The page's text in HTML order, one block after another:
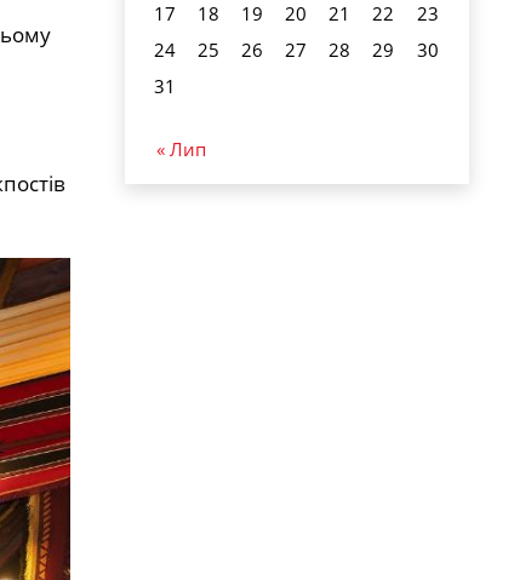
17
18 19 20 21 22
23
24
25 26 27 28 29
30
31
« Лип